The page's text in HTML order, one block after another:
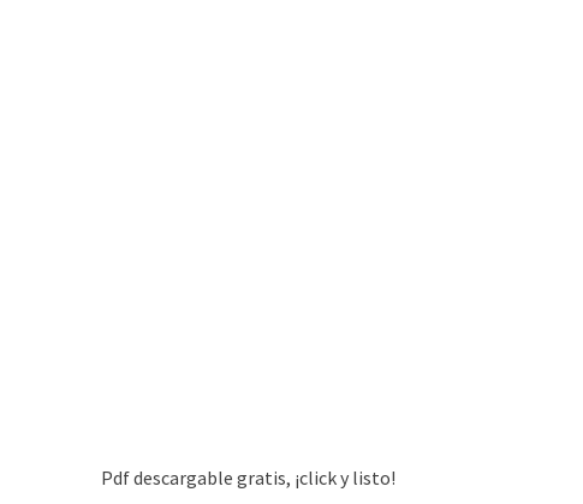
Pdf descargable gratis, ¡click y listo!